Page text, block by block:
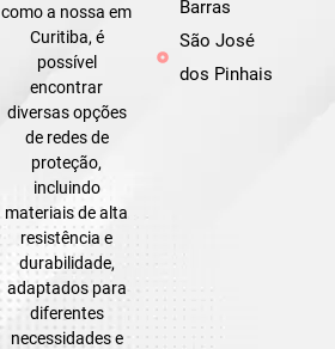
como a nossa em
Curitiba, é
possível
encontrar
diversas opções
de redes de
proteção,
incluindo
materiais de alta
resistência e
durabilidade,
adaptados para
diferentes
necessidades e
Barras
São José
dos Pinhais